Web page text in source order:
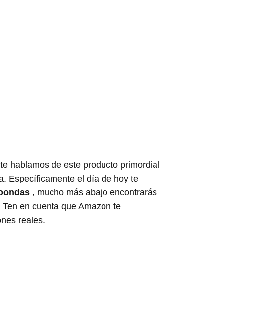
hablamos de este producto primordial
Específicamente el día de hoy te
, mucho más abajo encontrarás
en cuenta que Amazon te
reales.